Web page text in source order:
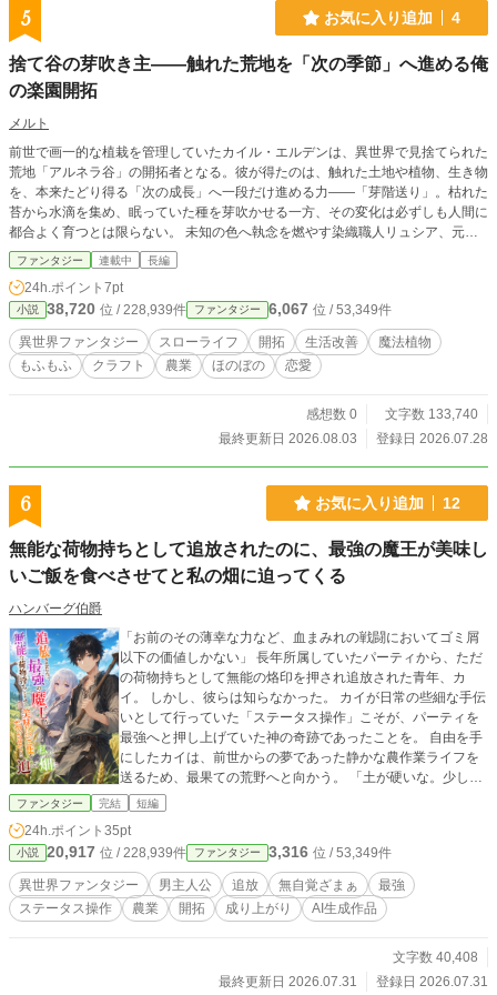
5 お気に入り追加 4
捨て谷の芽吹き主――触れた荒地を「次の季節」へ進める俺
の楽園開拓
メルト
前世で画一的な植栽を管理していたカイル・エルデンは、異世界で見捨てられた
荒地「アルネラ谷」の開拓者となる。彼が得たのは、触れた土地や植物、生き物
を、本来たどり得る「次の成長」へ一段だけ進める力――「芽階送り」。枯れた
苔から水滴を集め、眠っていた種を芽吹かせる一方、その変化は必ずしも人間に
都合よく育つとは限らない。 未知の色へ執念を燃やす染織職人リュシア、元気
な種ばかり盗んで隠す角ウサギのポルカ。さらに、水の公平を守るバルド、植え
る覚悟を試す種商人メルザ、百年残る仕事を求める石工ドガン。彼らとぶつか
り、選び、分け合いながら、乾いた谷には泉、空中果樹園、歌う花畑、温泉が生
まれていく。 これは、役に立つかではなく「何になれるか」を見つめる男が、
育てることは支配ではないと知り、人と魔物がそれぞれ望む未来を選べる楽園を
築く、発見と手仕事に満ちた異世界開拓スローライフ。
ファンタジー 連載中 長編
24h.ポイント 7pt
小説 38,720 位 / 228,939件 ファンタジー 6,067 位 / 53,349件
異世界ファンタジー スローライフ 開拓 生活改善
魔法植物
もふもふ
クラフト 農業 ほのぼの 恋愛
感想数 0
文字数 133,740
最終更新日 2026.08.03
登録日 2026.07.28
6 お気に入り追加 12
無能な荷物持ちとして追放されたのに、最強の魔王が美味し
いご飯を食べさせてと私の畑に迫ってくる
ハンバーグ伯爵
「お前のその薄幸な力など、血まみれの戦闘においてゴミ屑
以下の価値しかない」 長年所属していたパーティから、ただ
の荷物持ちとして無能の烙印を押され追放された青年、カ
イ。 しかし、彼らは知らなかった。 カイが日常の些細な手伝
いとして行っていた「ステータス操作」こそが、パーティを
最強へと押し上げていた神の奇跡であったことを。 自由を手
にしたカイは、前世からの夢であった静かな農作業ライフを
送るため、最果ての荒野へと向かう。 「土が硬いな。少しだ
けパラメータをいじって柔らかくするか」 彼がクワを振る
夜にして神域の楽園へと変貌を遂げる。 迫り来る凶悪な魔物
も、数万の魔王軍も、彼にとってはただの「畑の害獣」。 指
先一つで事象を消去する無自覚な神の軌跡に、助けられた天
才魔導師も、絶対的な力を持つ魔王すらもが平伏し、彼のも
とに集い始める。 これは、ただ静かに土を耕したいだけの青
ファンタジー 完結 短編
24h.ポイント 35pt
小説 20,917 位 / 228,939件 ファンタジー 3,316 位 / 53,349件
異世界ファンタジー 男主人公 追放 無自覚ざまぁ
最強
ステータス操作
農業 開拓 成り上がり AI生成作品
文字数 40,408
最終更新日 2026.07.31
登録日 2026.07.31